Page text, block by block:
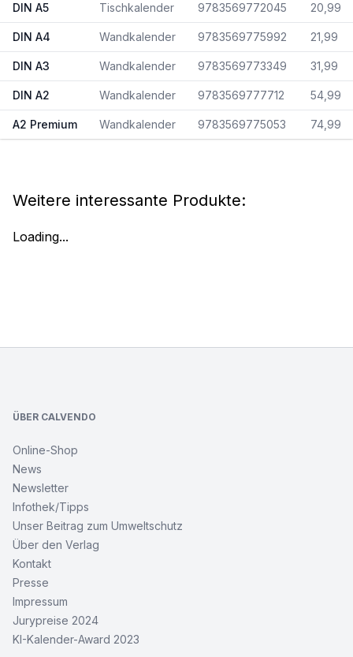
DIN A5 Tischkalender 9783569772045 20,99
DIN A4 Wandkalender 9783569775992 21,99
DIN A3 Wandkalender 9783569773349 31,99
DIN A2 Wandkalender 9783569777712 54,99
A2 Premium Wandkalender 9783569775053 74,99
Weitere interessante Produkte:
Loading...
ÜBER CALVENDO
Online-Shop
News
Newsletter
Infothek/Tipps
Unser Beitrag zum Umweltschutz
Über den Verlag
Kontakt
Presse
Impressum
Jurypreise 2024
KI-Kalender-Award 2023